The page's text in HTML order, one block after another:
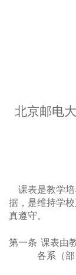
北京邮电
课表是教学
据，是维持学
真遵守。
第一条 课表由
各系（